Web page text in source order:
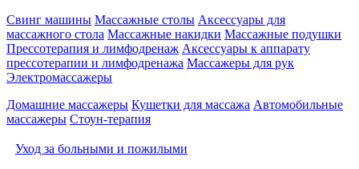
Свинг машины Массажные столы Аксессуары для
массажного стола Массажные накидки Массажные подушки
Прессотерапия и лимфодренаж Аксессуары к аппарату
прессотерапии и лимфодренажа Массажеры для рук
Электромассажеры
Домашние массажеры Кушетки для массажа Автомобильные
массажеры Стоун-терапия
Уход за больными и пожилыми